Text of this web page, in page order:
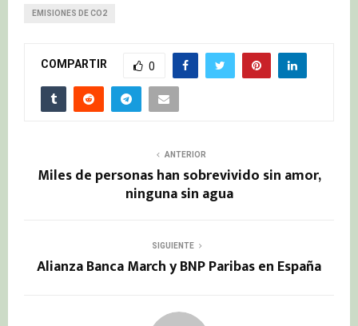
EMISIONES DE CO2
COMPARTIR 0
ANTERIOR
Miles de personas han sobrevivido sin amor,
ninguna sin agua
SIGUIENTE
Alianza Banca March y BNP Paribas en España